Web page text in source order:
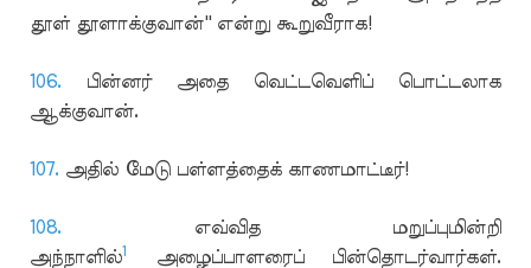
தூள் தூளாக்குவான்'' என்று கூறுவீராக!
106. பின்னர் அதை வெட்டவெளிப் பொட்டலாக
ஆக்குவான்.
107. அதில் மேடு பள்ளத்தைக் காணமாட்டீர்!
108. எவ்வித மறுப்புமின்றி
அந்நாளில்1
அழைப்பாளரைப் பின்தொடர்வார்கள்.